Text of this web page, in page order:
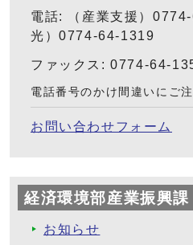
電話: （産業支援）
光）0774-64-1319
ファックス: 0774-64-
電話番号のかけ間違いにご
お問い合わせフォーム
経済環境部産業振興課
お知らせ